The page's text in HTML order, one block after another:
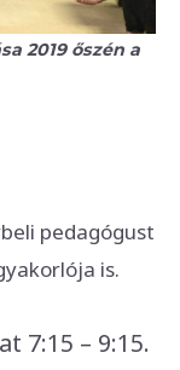
2019 őszén a
pedagógust
is.
7:15 – 9:15.